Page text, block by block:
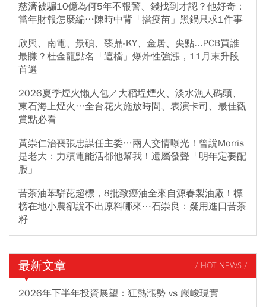
慈濟被騙10億為何5年不報警、錢找到才認？他好奇：
當年財報怎麼編…陳時中背「擋疫苗」黑鍋只求1件事
欣興、南電、景碩、臻鼎-KY、金居、尖點...PCB買誰
最賺？杜金龍點名「這檔」爆炸性強漲，11月末升段
首選
2026夏季煙火懶人包／大稻埕煙火、淡水漁人碼頭、
東石海上煙火…全台花火施放時間、表演卡司、最佳觀
賞點必看
黃崇仁治喪張忠謀任主委…兩人交情曝光！曾說Morris
是老大：力積電能活都他幫我！遺屬發聲「明年定要配
股」
苦茶油苯駢芘超標，8批致癌油全來自源春製油廠！標
榜在地小農卻說不出原料哪來⋯石崇良：疑用進口苦茶
籽
最新文章 / HOT NEWS /
2026年下半年投資展望：狂熱漲勢 vs 嚴峻現實